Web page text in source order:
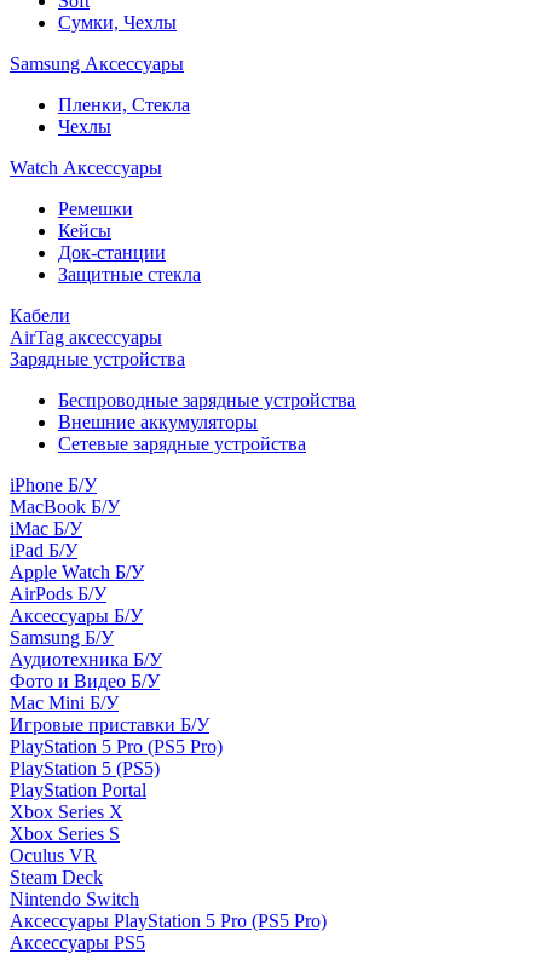
Сумки, Чехлы
Samsung Аксессуары
Пленки, Стекла
Чехлы
Watch Аксессуары
Ремешки
Кейсы
Док-станции
Защитные стекла
Кабели
AirTag аксессуары
Зарядные устройства
Беспроводные зарядные устройства
Внешние аккумуляторы
Сетевые зарядные устройства
iPhone Б/У
MacBook Б/У
iMac Б/У
iPad Б/У
Apple Watch Б/У
AirPods Б/У
Аксессуары Б/У
Samsung Б/У
Аудиотехника Б/У
Фото и Видео Б/У
Mac Mini Б/У
Игровые приставки Б/У
PlayStation 5 Pro (PS5 Pro)
PlayStation 5 (PS5)
PlayStation Portal
Xbox Series X
Xbox Series S
Oculus VR
Steam Deck
Nintendo Switch
Аксессуары PlayStation 5 Pro (PS5 Pro)
Аксессуары PS5